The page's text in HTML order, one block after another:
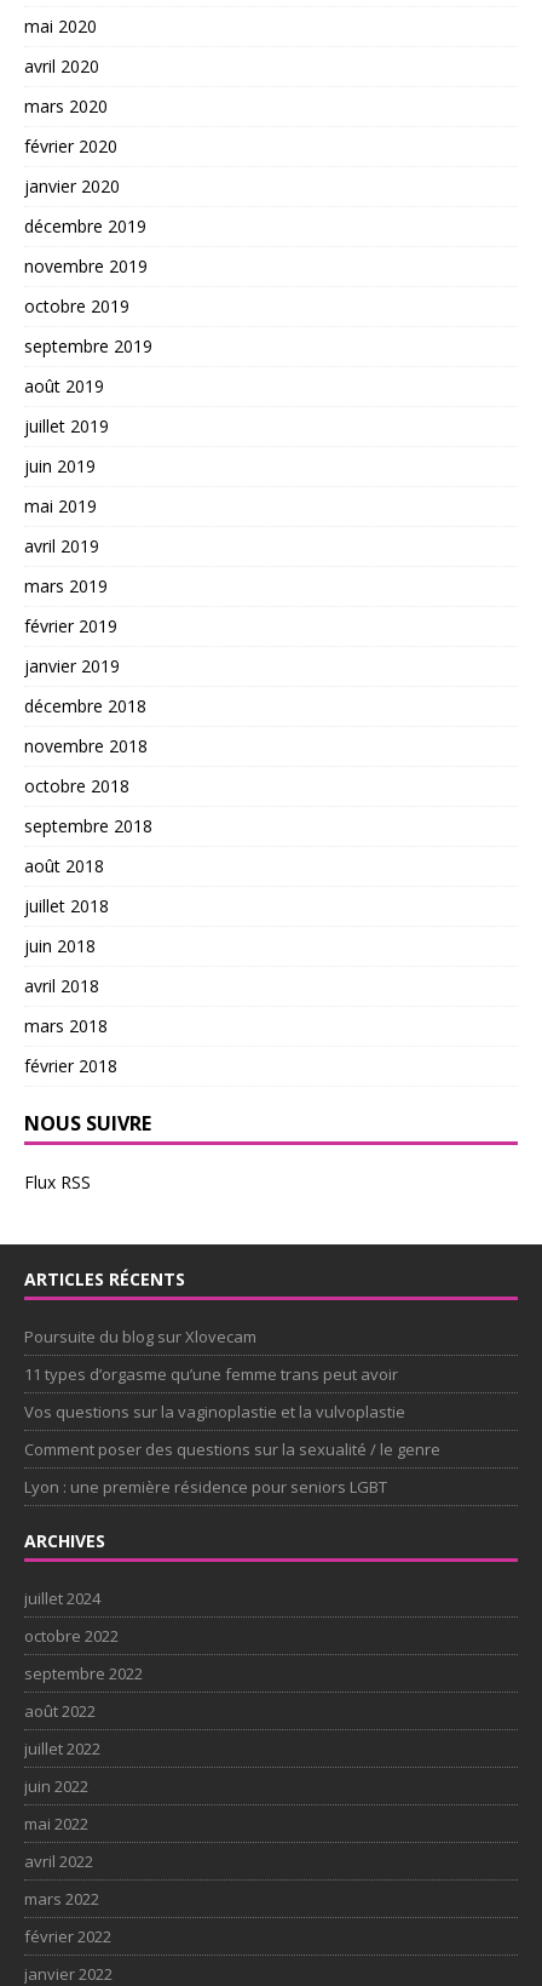
mai 2020
avril 2020
mars 2020
février 2020
janvier 2020
décembre 2019
novembre 2019
octobre 2019
septembre 2019
août 2019
juillet 2019
juin 2019
mai 2019
avril 2019
mars 2019
février 2019
janvier 2019
décembre 2018
novembre 2018
octobre 2018
septembre 2018
août 2018
juillet 2018
juin 2018
avril 2018
mars 2018
février 2018
NOUS SUIVRE
Flux RSS
ARTICLES RÉCENTS
Poursuite du blog sur Xlovecam
11 types d’orgasme qu’une femme trans peut avoir
Vos questions sur la vaginoplastie et la vulvoplastie
Comment poser des questions sur la sexualité / le genre
Lyon : une première résidence pour seniors LGBT
ARCHIVES
juillet 2024
octobre 2022
septembre 2022
août 2022
juillet 2022
juin 2022
mai 2022
avril 2022
mars 2022
février 2022
janvier 2022